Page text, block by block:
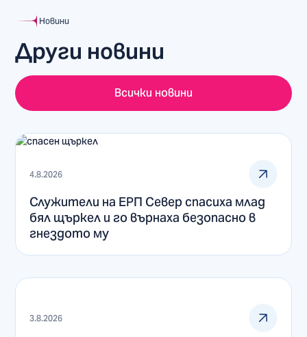
Новини
Други новини
Всички новини
4.8.2026
Служители на ЕРП Север спасиха млад
бял щъркел и го върнаха безопасно в
гнездото му
3.8.2026